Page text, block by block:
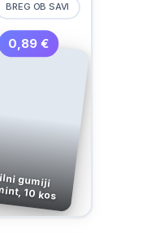
BREG OB SAVI
0,89 €
gumiji
10 kos